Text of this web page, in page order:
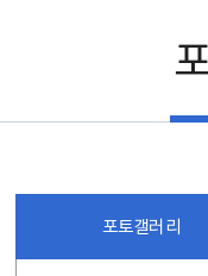
포토갤러리